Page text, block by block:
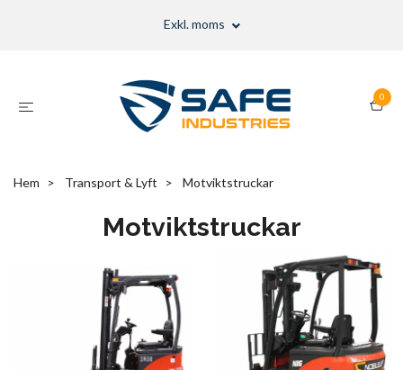
Exkl. moms
0
Hem Transport & Lyft Motviktstruckar
Motviktstruckar